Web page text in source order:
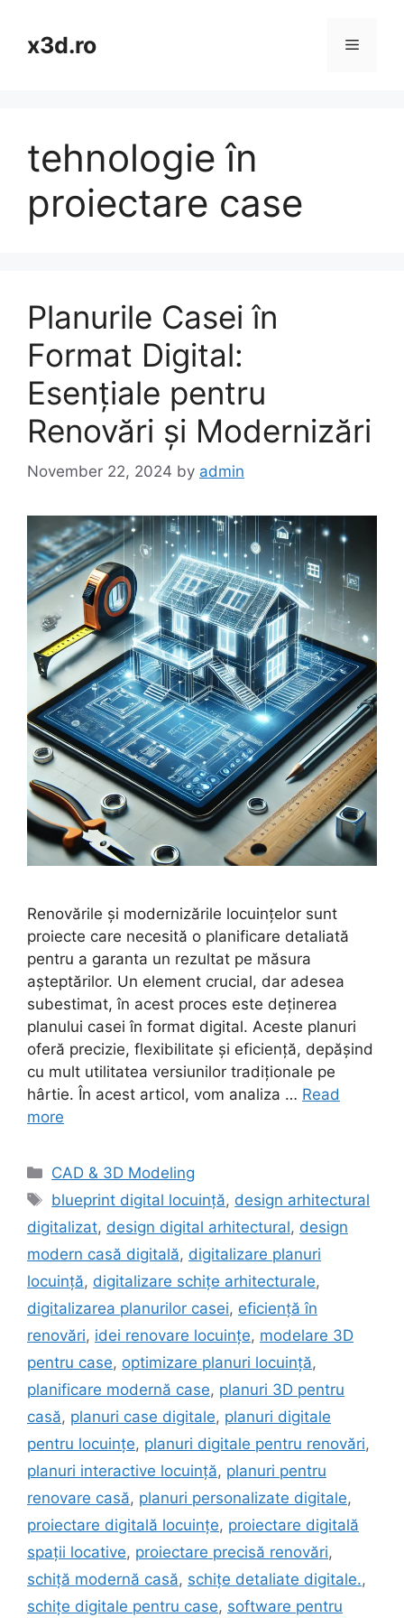
contentx3d.ro Menu
tehnologie în
proiectare case
Planurile Casei în
Format Digital:
Esențiale pentru
Renovări și Modernizări
November 22, 2024 by admin
Renovările și modernizările locuințelor sunt
proiecte care necesită o planificare detaliată
pentru a garanta un rezultat pe măsura
așteptărilor. Un element crucial, dar adesea
subestimat, în acest proces este deținerea
planului casei în format digital. Aceste planuri
oferă precizie, flexibilitate și eficiență, depășind
cu mult utilitatea versiunilor tradiționale pe
hârtie. În acest articol, vom analiza … Read
more
Categories
CAD & 3D Modeling
Tags
blueprint digital locuință, design arhitectural
digitalizat, design digital arhitectural, design
modern casă digitală, digitalizare planuri
locuință, digitalizare schițe arhitecturale,
digitalizarea planurilor casei, eficiență în
renovări, idei renovare locuințe, modelare 3D
pentru case, optimizare planuri locuință,
planificare modernă case, planuri 3D pentru
casă, planuri case digitale, planuri digitale
pentru locuințe, planuri digitale pentru renovări,
planuri interactive locuință, planuri pentru
renovare casă, planuri personalizate digitale,
proiectare digitală locuințe, proiectare digitală
spații locative, proiectare precisă renovări,
schiță modernă casă, schițe detaliate digitale.,
schițe digitale pentru case, software pentru